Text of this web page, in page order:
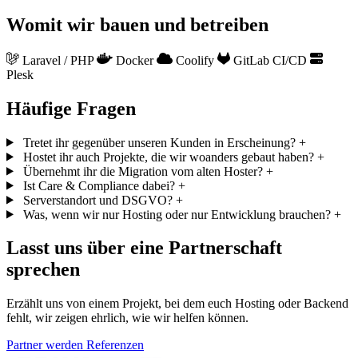
Womit wir bauen und betreiben
Laravel / PHP Docker Coolify
GitLab CI/CD
Plesk
Häufige Fragen
Tretet ihr gegenüber unseren Kunden in Erscheinung? +
Hostet ihr auch Projekte, die wir woanders gebaut haben? +
Übernehmt ihr die Migration vom alten Hoster? +
Ist Care & Compliance dabei? +
Serverstandort und DSGVO? +
Was, wenn wir nur Hosting oder nur Entwicklung brauchen? +
Lasst uns über eine Partnerschaft
sprechen
Erzählt uns von einem Projekt, bei dem euch Hosting oder Backend
fehlt, wir zeigen ehrlich, wie wir helfen können.
Partner werden Referenzen